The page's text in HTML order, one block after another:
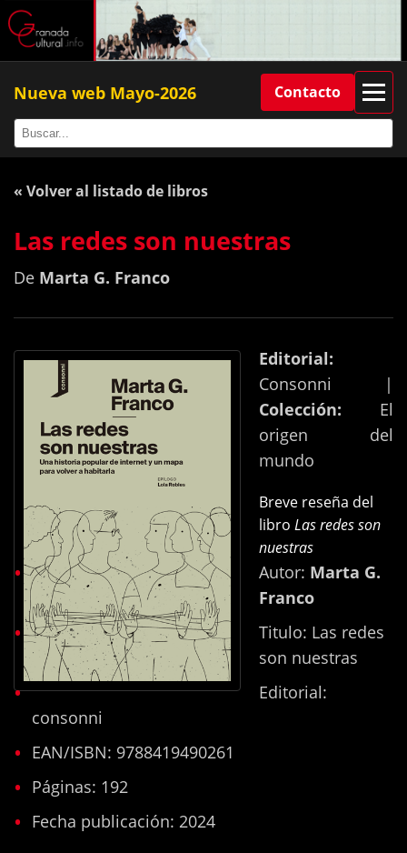
Nueva web Mayo-2026 Contacto
« Volver al listado de libros
Las redes son nuestras
De Marta G. Franco
Editorial:
Consonni |
Colección: El
origen del
mundo
Breve reseña del
libro Las redes son
nuestras
Autor: Marta G.
Franco
Titulo: Las redes
son nuestras
Editorial:
consonni
EAN/ISBN: 9788419490261
Páginas: 192
Fecha publicación: 2024